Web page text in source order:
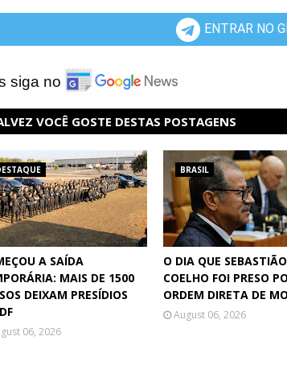
ENTRAR NO
siga no
VOCÊ GOSTE DESTAS POSTAGENS
A SAÍDA
MAIS DE 1500
DEIXAM PRESÍDIOS
06, 2026
BRASIL
O DIA QUE SEBASTIÃO
COELHO FOI PRESO
ORDEM DIRETA DE
August 06, 2026